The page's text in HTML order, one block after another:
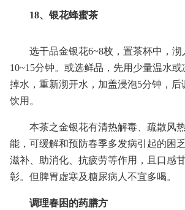
18、银花蜂蜜茶
选干品金银花6~8枚，置茶杯中，
10~15分钟。或选鲜品，先用少量温水或
掉水，重新沏开水，加盖浸泡5分钟，后
饮用。
本茶之金银花有清热解毒、疏散风
能，可缓解和预防春季多发病引起的困
滋补、助消化、抗疲劳等作用，且口感
彰。但脾胃虚寒及糖尿病人不宜多喝。
调理春困的药膳方